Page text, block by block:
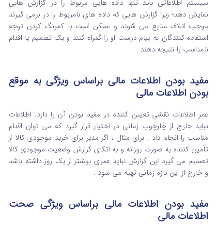
سیستم اطلاعاتی باید تنها داده هایی مربوط را در گزارش هایی
نمایش دهد؛ زیرا گزارش هایی که داده های نامربوط را در برمی گیرند
موجب اتلاف منابع می شوند و ممکن است با کمرنگ کردن توجه
استفاده کنندگان به پیام درست او را گمراه کنند و یک تصمیم یا اقدام
نامناسب را نتیجه دهند .
مفید بودن اطلاعات مالی براساس ویژگی به موقع
بودن اطلاعات مالی
عمر اطلاعات نقشی تعیین کننده در مفید بودن آن را دارد. اطلاعات
نباید خارج از چارچوب زمانی در اختیار قرار گیرد که می توان اقدام
مناسب را انجام داد . برای مثال ، اگر مدیر برای خرید موجودی کالا از
تأمین کننده به صورت روزانه و به اتکای گزارش وضعیت موجودی کالا
تصمیم می گیرد این گزارش نباید عمری بیشتر از یک روز داشته باشد
و خارج از این بازه زمانی تهیه می شود .
مفید بودن اطلاعات مالی براساس ویژگی صحت
اطلاعات مالی